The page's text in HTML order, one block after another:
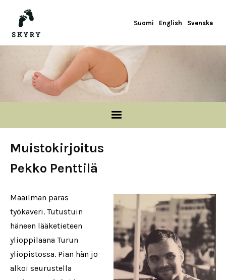
Suomi English Svenska
Muistokirjoitus
Pekko Penttilä
Maailman paras
työkaveri. Tutustuin
häneen lääketieteen
ylioppilaana Turun
yliopistossa. Pian hän jo
alkoi seurustella